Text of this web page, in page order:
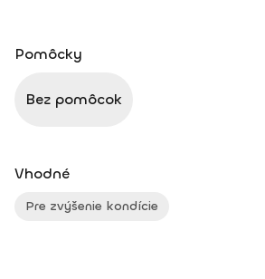
Pomôcky
Bez pomôcok
Vhodné
Pre zvýšenie kondície